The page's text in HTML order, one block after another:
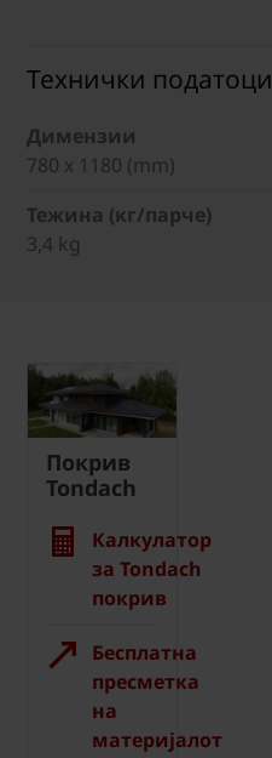
Технички податоци
Димензии
780 x 1180 (mm)
Тежина (кг/парче)
3,4 kg
Покрив
Tondach
Калкулатор
за Tondach
покрив
Бесплатна
пресметка
на
материјалот